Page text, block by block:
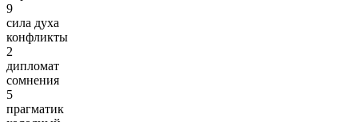
9
сила духа
конфликты
2
дипломат
сомнения
5
прагматик